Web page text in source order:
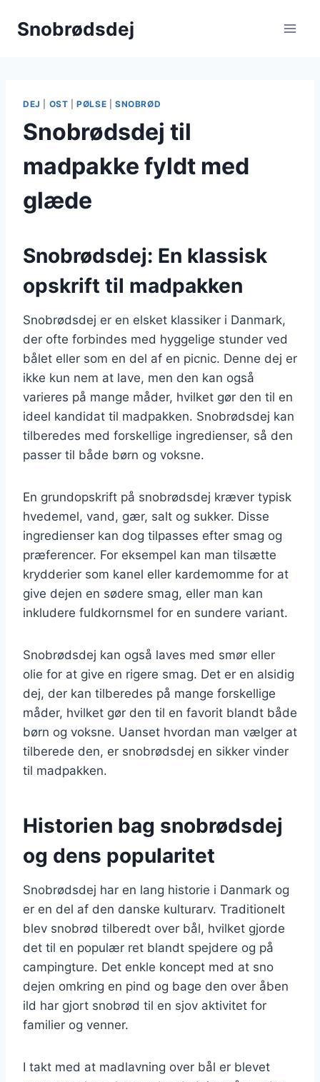
Snobrødsdej
DEJ OST |PØLSE SNOBRØD
Snobrødsdej til
madpakke fyldt med
glæde
Snobrødsdej: En klassisk
opskrift til madpakken
Snobrødsdej er en elsket klassiker i Danmark,
der ofte forbindes med hyggelige stunder ved
bålet eller som en del af en picnic. Denne dej er
ikke kun nem at lave, men den kan også
varieres på mange måder, hvilket gør den til en
ideel kandidat til madpakken. Snobrødsdej kan
tilberedes med forskellige ingredienser, så den
passer til både børn og voksne.
En grundopskrift på snobrødsdej kræver typisk
hvedemel, vand, gær, salt og sukker. Disse
ingredienser kan dog tilpasses efter smag og
præferencer. For eksempel kan man tilsætte
krydderier som kanel eller kardemomme for at
give dejen en sødere smag, eller man kan
inkludere fuldkornsmel for en sundere variant.
Snobrødsdej kan også laves med smør eller
olie for at give en rigere smag. Det er en alsidig
dej, der kan tilberedes på mange forskellige
måder, hvilket gør den til en favorit blandt både
børn og voksne. Uanset hvordan man vælger at
tilberede den, er snobrødsdej en sikker vinder
til madpakken.
Historien bag snobrødsdej
og dens popularitet
Snobrødsdej har en lang historie i Danmark og
er en del af den danske kulturarv. Traditionelt
blev snobrød tilberedt over bål, hvilket gjorde
det til en populær ret blandt spejdere og på
campingture. Det enkle koncept med at sno
dejen omkring en pind og bage den over åben
ild har gjort snobrød til en sjov aktivitet for
familier og venner.
I takt med at madlavning over bål er blevet